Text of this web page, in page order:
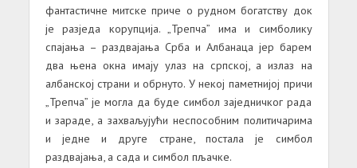
фантастичне митске приче о рудном богатству док
је разједа корупција. „Трепча” има и симболику
спајања – раздвајања Срба и Албанаца јер барем
два њена окна имају улаз на српској, а излаз на
албанској страни и обрнуто. У некој паметнијој причи
„Трепча” је могла да буде симбол заједничког рада
и зараде, а захваљујући неспособним политичарима
и једне и друге стране, постала је симбол
раздвајања, а сада и симбол пљачке.